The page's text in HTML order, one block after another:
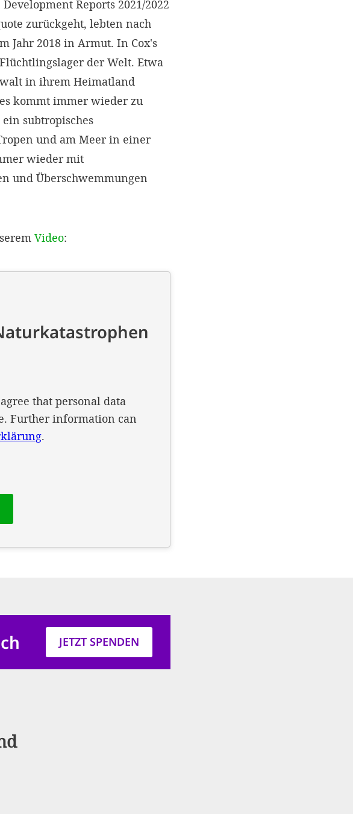
Reports 2021/2022
zurückgeht, lebten nach
Jahr 2018 in Armut. In Cox's
der Welt. Etwa
in ihrem Heimatland
kommt immer wieder zu
subtropisches
und am Meer in einer
wieder mit
und Überschwemmungen
Video:
JETZT SPENDEN